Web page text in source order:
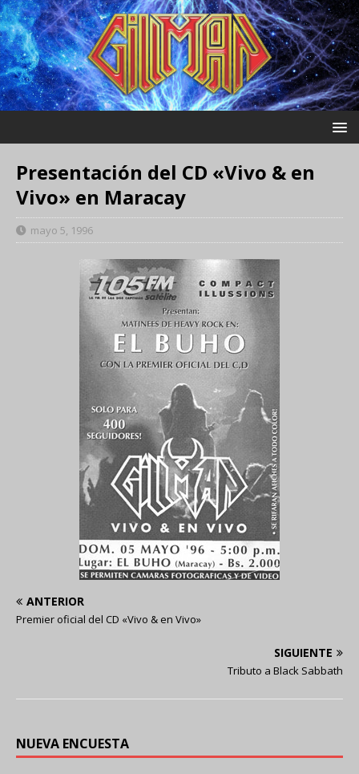
Presentación del CD «Vivo & en
Vivo» en Maracay
mayo 5, 1996
ANTERIOR
Premier oficial del CD «Vivo & en Vivo»
SIGUIENTE
Tributo a Black Sabbath
NUEVA ENCUESTA